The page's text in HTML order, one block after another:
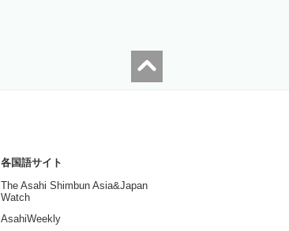
各国語サイト
The Asahi Shimbun Asia&Japan
Watch
AsahiWeekly